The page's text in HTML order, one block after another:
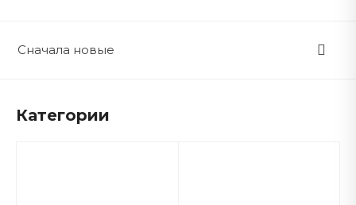
Сначала новые
Категории